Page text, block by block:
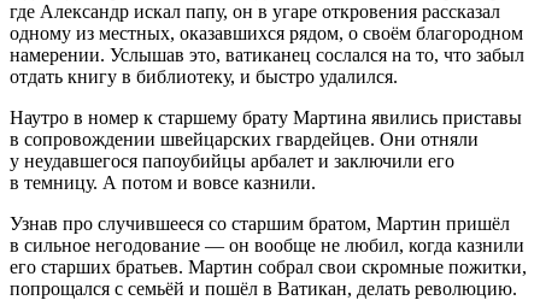
где Александр искал папу, он в угаре откровения рассказал
одному из местных, оказавшихся рядом, о своём благородном
намерении. Услышав это, ватиканец сослался на то, что забыл
отдать книгу в библиотеку, и быстро удалился.
Наутро в номер к старшему брату Мартина явились приставы
в сопровождении швейцарских гвардейцев. Они отняли
у неудавшегося папоубийцы арбалет и заключили его
в темницу. А потом и вовсе казнили.
Узнав про случившееся со старшим братом, Мартин пришёл
в сильное негодование — он вообще не любил, когда казнили
его старших братьев. Мартин собрал свои скромные пожитки,
попрощался с семьёй и пошёл в Ватикан, делать революцию.